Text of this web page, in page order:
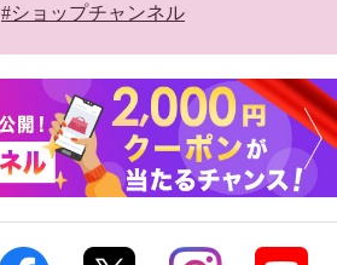
#ショップチャンネル